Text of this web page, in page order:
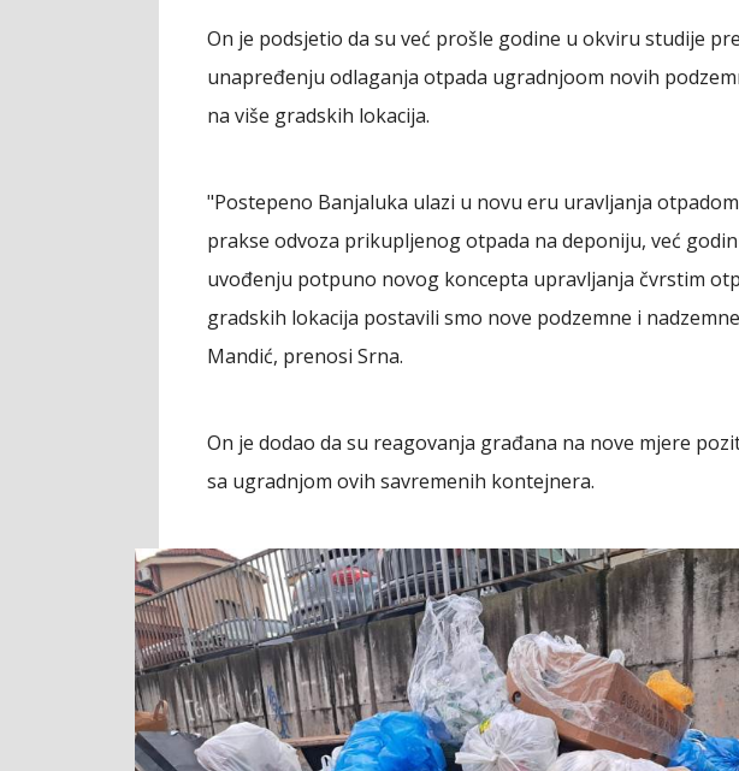
On je podsjetio da su već prošle godine u okviru studije
unapređenju odlaganja otpada ugradnjoom novih
na više gradskih lokacija.
"Postepeno Banjaluka ulazi u novu eru uravljanja
prakse odvoza prikupljenog otpada na deponiju, već
uvođenju potpuno novog koncepta upravljanja čvrstim
gradskih lokacija postavili smo nove podzemne i
Mandić, prenosi Srna.
On je dodao da su reagovanja građana na nove mjere
sa ugradnjom ovih savremenih kontejnera.